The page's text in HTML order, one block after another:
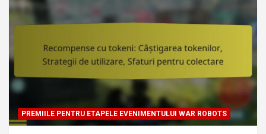
PREMIILE PENTRU ETAPELE EVENIMENTULUI WAR ROBOTS